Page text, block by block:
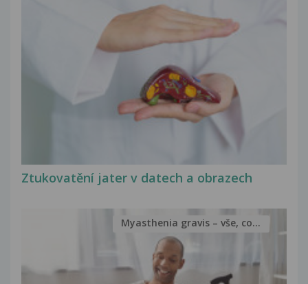
Ztukovatění jater v datech a obrazech
Myasthenia gravis – vše, co...